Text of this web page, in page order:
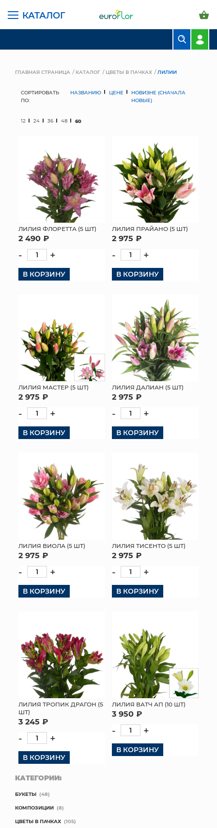
КАТАЛОГ
ГОРШКИ И КАШПО
ГРУНТЫ И УДОБРЕНИЯ
ПРЕДМЕТЫ ИНТЕРЬЕРА
МЯГКИЕ ИГРУШКИ
КОРЗИНЫ
ЯЩИКИ
ИСКУССТВЕННЫЕ ЦВЕТЫ
ПАКЕТЫ И СУМКИ
ПОДАРОЧНЫЕ КАРТЫ
ТОРГОВЫЙ ЦЕНТР
ОПТОВЫМ КЛИЕНТАМ
ДОСТАВКА И ОПЛАТА
ГЛАВНАЯ СТРАНИЦА КАТАЛОГ ЦВЕТЫ В ПАЧКАХ ЛИЛИИ
СОРТИРОВАТЬ
ПО:
НАЗВАНИЮ ЦЕНЕ
НОВИЗНЕ (СНАЧАЛА
НОВЫЕ)
12 24 36 48 60
ЛИЛИЯ ФЛОРЕТТА (5 ШТ)
2 490 ₽
- +
В КОРЗИНУ
ЛИЛИЯ ПРАЙАНО (5 ШТ)
2 975 ₽
- +
В КОРЗИНУ
ЛИЛИЯ МАСТЕР (5 ШТ)
2 975 ₽
- +
В КОРЗИНУ
ЛИЛИЯ ДАЛИАН (5 ШТ)
2 975 ₽
- +
В КОРЗИНУ
ЛИЛИЯ ВИОЛА (5 ШТ)
2 975 ₽
- +
В КОРЗИНУ
ЛИЛИЯ ТИСЕНТО (5 ШТ)
2 975 ₽
- +
В КОРЗИНУ
ЛИЛИЯ ТРОПИК ДРАГОН (5
ШТ)
3 245 ₽
- +
В КОРЗИНУ
ЛИЛИЯ ВАТЧ АП (10 ШТ)
3 950 ₽
- +
В КОРЗИНУ
КАТЕГОРИИ:
БУКЕТЫ (48)
КОМПОЗИЦИИ (8)
ЦВЕТЫ В ПАЧКАХ (105)